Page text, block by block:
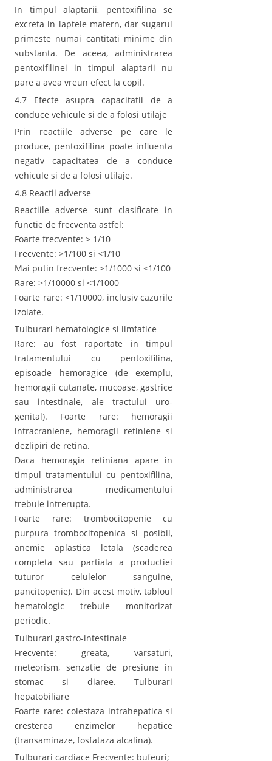
In timpul alaptarii, pentoxifilina se
excreta in laptele matern, dar sugarul
primeste numai cantitati minime din
substanta. De aceea, administrarea
pentoxifilinei in timpul alaptarii nu
pare a avea vreun efect la copil.
4.7 Efecte asupra capacitatii de a
conduce vehicule si de a folosi utilaje
Prin reactiile adverse pe care le
produce, pentoxifilina poate influenta
negativ capacitatea de a conduce
vehicule si de a folosi utilaje.
4.8 Reactii adverse
Reactiile adverse sunt clasificate in
functie de frecventa astfel:
Foarte frecvente: > 1/10
Frecvente: >1/100 si <1/10
Mai putin frecvente: >1/1000 si <1/100
Rare: >1/10000 si <1/1000
Foarte rare: <1/10000, inclusiv cazurile
izolate.
Tulburari hematologice si limfatice
Rare: au fost raportate in timpul
tratamentului cu pentoxifilina,
episoade hemoragice (de exemplu,
hemoragii cutanate, mucoase, gastrice
sau intestinale, ale tractului uro-
genital). Foarte rare: hemoragii
intracraniene, hemoragii retiniene si
dezlipiri de retina.
Daca hemoragia retiniana apare in
timpul tratamentului cu pentoxifilina,
administrarea medicamentului
trebuie intrerupta.
Foarte rare: trombocitopenie cu
purpura trombocitopenica si posibil,
anemie aplastica letala (scaderea
completa sau partiala a productiei
tuturor celulelor sanguine,
pancitopenie). Din acest motiv, tabloul
hematologic trebuie monitorizat
periodic.
Tulburari gastro-intestinale
Frecvente: greata, varsaturi,
meteorism, senzatie de presiune in
stomac si diaree. Tulburari
hepatobiliare
Foarte rare: colestaza intrahepatica si
cresterea enzimelor hepatice
(transaminaze, fosfataza alcalina).
Tulburari cardiace Frecvente: bufeuri;